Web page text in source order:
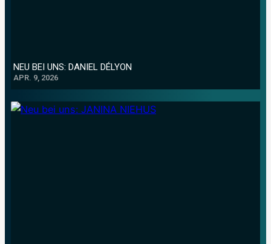
NEU BEI UNS: DANIEL DÉLYON
APR. 9, 2026